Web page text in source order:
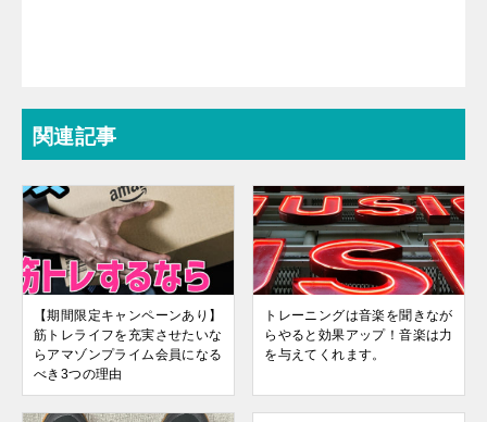
関連記事
【期間限定キャンペーンあり】
筋トレライフを充実させたいな
らアマゾンプライム会員になる
べき3つの理由
トレーニングは音楽を聞きなが
らやると効果アップ！音楽は力
を与えてくれます。